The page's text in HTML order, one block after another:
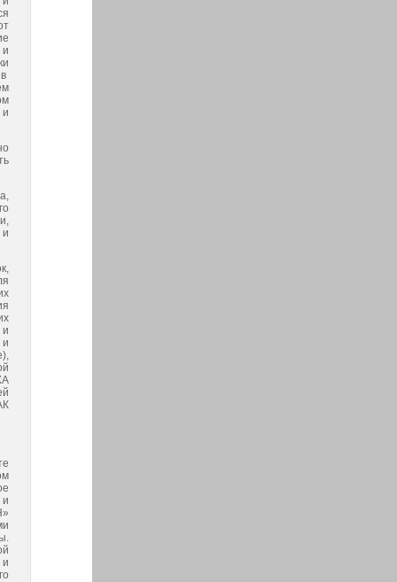
и
и
и
и